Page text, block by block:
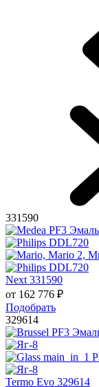
331590
Next 331590
от 162 776 ₽
Подобрать
329614
Termo Evo 329614